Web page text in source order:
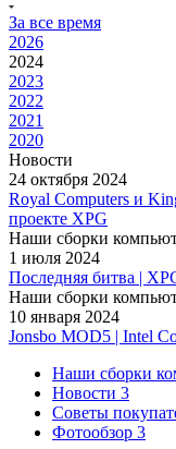
За все время
2026
2024
2023
2022
2021
2020
Новости
24 октября 2024
Royal Computers и
проекте XPG
Наши сборки
1 июля 2024
Последняя битва |
Наши сборки
10 января 2024
Jonsbo MOD5 | Intel
Наши сборки
Новости 3
Советы
Фотообзор 3